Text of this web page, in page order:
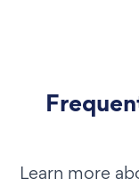
Learn more